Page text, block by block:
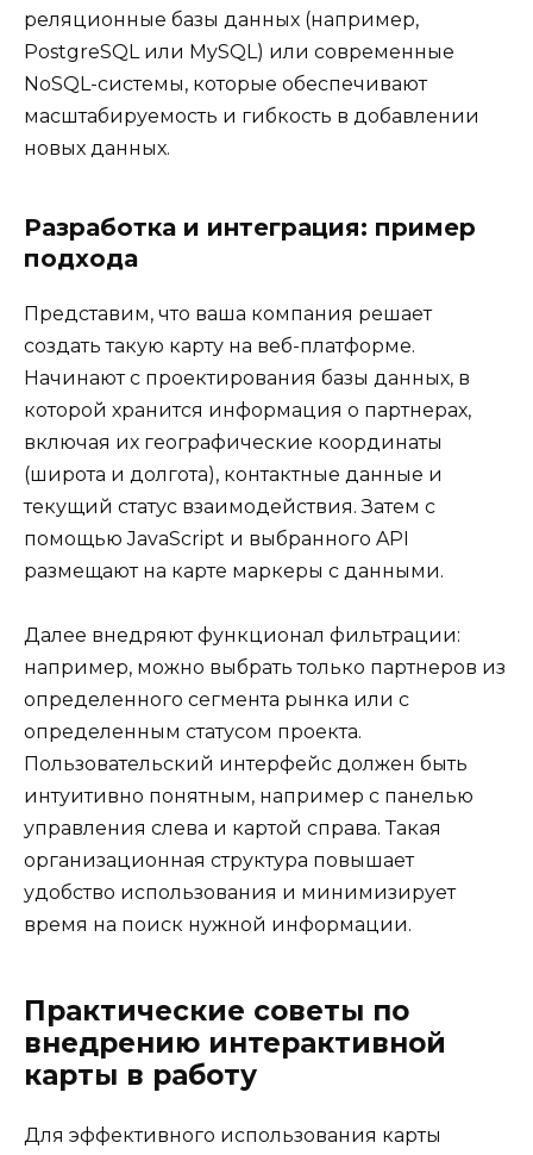
реляционные базы данных (например,
PostgreSQL или MySQL) или современные
NoSQL-системы, которые обеспечивают
масштабируемость и гибкость в добавлении
новых данных.
Разработка и интеграция: пример
подхода
Представим, что ваша компания решает
создать такую карту на веб-платформе.
Начинают с проектирования базы данных, в
которой хранится информация о партнерах,
включая их географические координаты
(широта и долгота), контактные данные и
текущий статус взаимодействия. Затем с
помощью JavaScript и выбранного API
размещают на карте маркеры с данными.
Далее внедряют функционал фильтрации:
например, можно выбрать только партнеров из
определенного сегмента рынка или с
определенным статусом проекта.
Пользовательский интерфейс должен быть
интуитивно понятным, например с панелью
управления слева и картой справа. Такая
организационная структура повышает
удобство использования и минимизирует
время на поиск нужной информации.
Практические советы по
внедрению интерактивной
карты в работу
Для эффективного использования карты